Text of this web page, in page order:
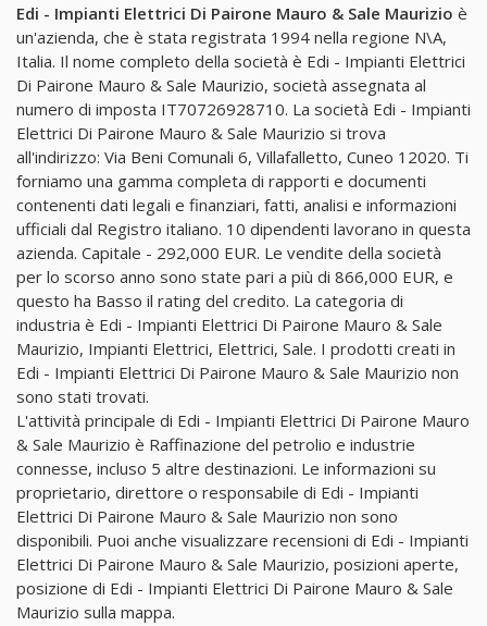
Edi - Impianti Elettrici Di Pairone Mauro & Sale Maurizio è
un'azienda, che è stata registrata 1994 nella regione N\A,
Italia. Il nome completo della società è Edi - Impianti Elettrici
Di Pairone Mauro & Sale Maurizio, società assegnata al
numero di imposta IT70726928710. La società Edi - Impianti
Elettrici Di Pairone Mauro & Sale Maurizio si trova
all'indirizzo: Via Beni Comunali 6, Villafalletto, Cuneo 12020. Ti
forniamo una gamma completa di rapporti e documenti
contenenti dati legali e finanziari, fatti, analisi e informazioni
ufficiali dal Registro italiano. 10 dipendenti lavorano in questa
azienda. Capitale - 292,000 EUR. Le vendite della società
per lo scorso anno sono state pari a più di 866,000 EUR, e
questo ha Basso il rating del credito. La categoria di
industria è Edi - Impianti Elettrici Di Pairone Mauro & Sale
Maurizio, Impianti Elettrici, Elettrici, Sale. I prodotti creati in
Edi - Impianti Elettrici Di Pairone Mauro & Sale Maurizio non
sono stati trovati.
L'attività principale di Edi - Impianti Elettrici Di Pairone Mauro
& Sale Maurizio è Raffinazione del petrolio e industrie
connesse, incluso 5 altre destinazioni. Le informazioni su
proprietario, direttore o responsabile di Edi - Impianti
Elettrici Di Pairone Mauro & Sale Maurizio non sono
disponibili. Puoi anche visualizzare recensioni di Edi - Impianti
Elettrici Di Pairone Mauro & Sale Maurizio, posizioni aperte,
posizione di Edi - Impianti Elettrici Di Pairone Mauro & Sale
Maurizio sulla mappa.